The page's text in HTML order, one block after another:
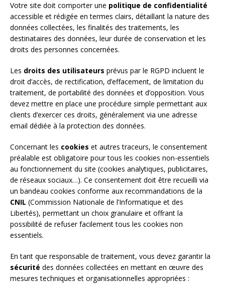
Votre site doit comporter une politique de confidentialité
accessible et rédigée en termes clairs, détaillant la nature des
données collectées, les finalités des traitements, les
destinataires des données, leur durée de conservation et les
droits des personnes concernées.
Les droits des utilisateurs prévus par le RGPD incluent le
droit d’accès, de rectification, d’effacement, de limitation du
traitement, de portabilité des données et d’opposition. Vous
devez mettre en place une procédure simple permettant aux
clients d’exercer ces droits, généralement via une adresse
email dédiée à la protection des données.
Concernant les cookies et autres traceurs, le consentement
préalable est obligatoire pour tous les cookies non-essentiels
au fonctionnement du site (cookies analytiques, publicitaires,
de réseaux sociaux…). Ce consentement doit être recueilli via
un bandeau cookies conforme aux recommandations de la
CNIL (Commission Nationale de l’Informatique et des
Libertés), permettant un choix granulaire et offrant la
possibilité de refuser facilement tous les cookies non
essentiels.
En tant que responsable de traitement, vous devez garantir la
sécurité des données collectées en mettant en œuvre des
mesures techniques et organisationnelles appropriées :